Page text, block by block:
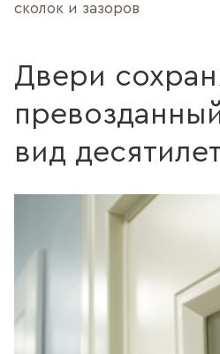
сколок и зазоров
Двери
вид